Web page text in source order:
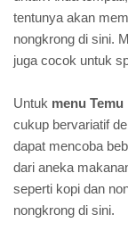
tentunya akan
nongkrong di sini.
juga cocok untuk
Untuk menu
cukup bervariatif
dapat mencoba
dari aneka
seperti kopi dan
nongkrong di sini.